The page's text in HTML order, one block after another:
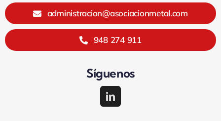
administracion@asociacionmetal.com
948 274 911
Síguenos